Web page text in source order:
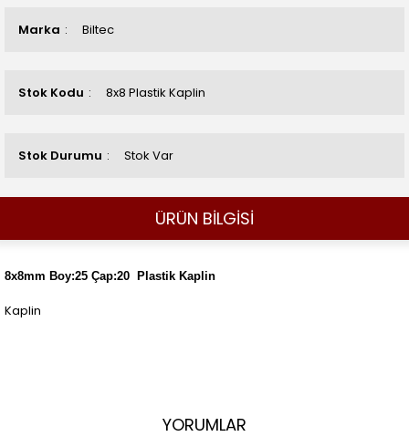
Marka Biltec
Stok Kodu 8x8 Plastik Kaplin
Stok Durumu Stok Var
ÜRÜN BİLGİSİ
8x8mm Boy:25 Çap:20 Plastik Kaplin
Kaplin
YORUMLAR